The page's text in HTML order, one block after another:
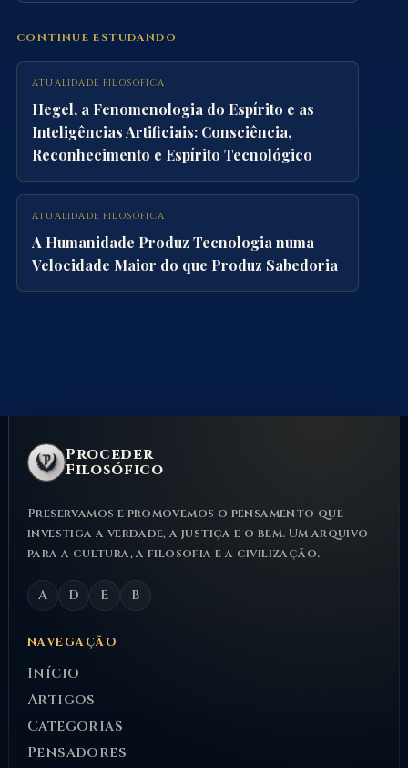
CONTINUE ESTUDANDO
ATUALIDADE FILOSÓFICA
Hegel, a Fenomenologia do Espírito e as
Inteligências Artificiais: Consciência,
Reconhecimento e Espírito Tecnológico
ATUALIDADE FILOSÓFICA
A Humanidade Produz Tecnologia numa
Velocidade Maior do que Produz Sabedoria
Proceder
Filosófico
Preservamos e promovemos o pensamento que
investiga a verdade, a justiça e o bem. Um arquivo
para a cultura, a filosofia e a civilização.
A D E B
NAVEGAÇÃO
Início
Artigos
Categorias
Pensadores